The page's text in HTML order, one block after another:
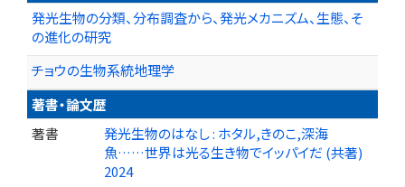
発光生物の分類、分布調査から、発光メカニズム、生態、そ
の進化の研究
チョウの生物系統地理学
著書・論文歴
著書
発光生物のはなし : ホタル,きのこ,深海
魚……世界は光る生き物でイッパイだ (共著)
2024